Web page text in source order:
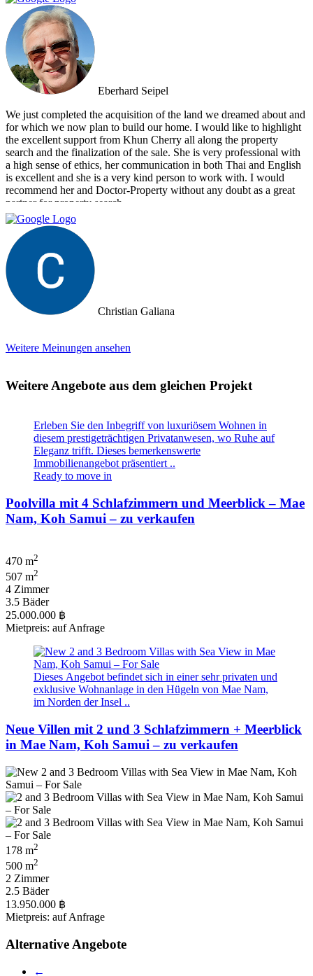
Eberhard Seipel
We just completed the acquisition of the land we dreamed about and
for which we now plan to build our home. I would like to highlight
the excellent support from Khun Cherry all along the property
search and the finalization of the sale. She is very professional with
a high sense of ethics, her communication in both Thai and English
is excellent and she is a very kind person to work with. I would
recommend her and Doctor-Property without any doubt as a great
partner for property search.
Christian Galiana
Weitere Meinungen ansehen
Weitere Angebote aus dem gleichen Projekt
Erleben Sie den Inbegriff von luxuriösem Wohnen in
diesem prestigeträchtigen Privatanwesen, wo Ruhe auf
Eleganz trifft. Dieses bemerkenswerte
Immobilienangebot präsentiert ..
Ready to move in
Poolvilla mit 4 Schlafzimmern und Meerblick – Mae
Nam, Koh Samui – zu verkaufen
470 m2
507 m2
4 Zimmer
3.5 Bäder
25.000.000 ฿
Mietpreis: auf Anfrage
Dieses Angebot befindet sich in einer sehr privaten und
exklusive Wohnanlage in den Hügeln von Mae Nam,
im Norden der Insel ..
Neue Villen mit 2 und 3 Schlafzimmern + Meerblick
in Mae Nam, Koh Samui – zu verkaufen
178 m2
500 m2
2 Zimmer
2.5 Bäder
13.950.000 ฿
Mietpreis: auf Anfrage
Alternative Angebote
←